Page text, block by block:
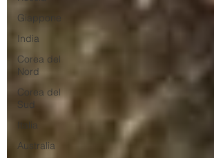
Giappone
India
Corea del
Nord
Corea del
Sud
Italia
Australia